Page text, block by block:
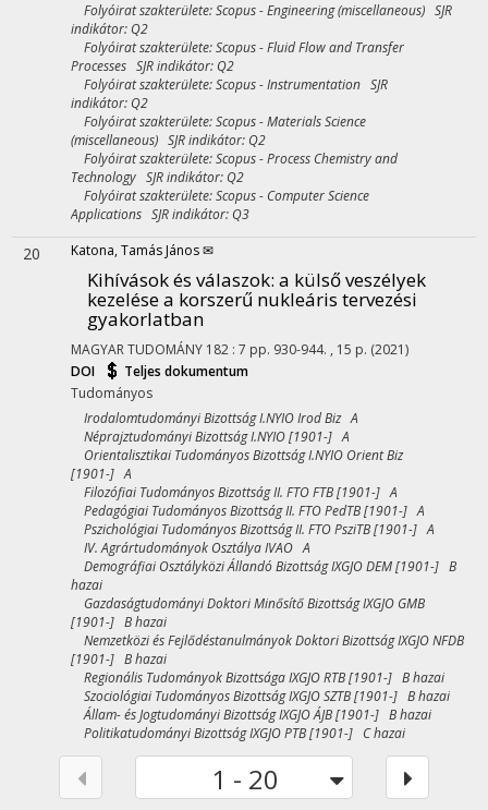
Folyóirat szakterülete: Scopus - Engineering (miscellaneous) SJR
indikátor: Q2
Folyóirat szakterülete: Scopus - Fluid Flow and Transfer
Processes SJR indikátor: Q2
Folyóirat szakterülete: Scopus - Instrumentation SJR
indikátor: Q2
Folyóirat szakterülete: Scopus - Materials Science
(miscellaneous) SJR indikátor: Q2
Folyóirat szakterülete: Scopus - Process Chemistry and
Technology SJR indikátor: Q2
Folyóirat szakterülete: Scopus - Computer Science
Applications SJR indikátor: Q3
20 Katona, Tamás János ✉
Kihívások és válaszok: a külső veszélyek
kezelése a korszerű nukleáris tervezési
gyakorlatban
MAGYAR TUDOMÁNY 182 : 7 pp. 930-944. , 15 p. (2021)
DOI
Teljes dokumentum
Tudományos
Irodalomtudományi Bizottság I.NYIO Irod Biz A
Néprajztudományi Bizottság I.NYIO [1901-] A
Orientalisztikai Tudományos Bizottság I.NYIO Orient Biz
[1901-] A
Filozófiai Tudományos Bizottság II. FTO FTB [1901-] A
Pedagógiai Tudományos Bizottság II. FTO PedTB [1901-] A
Pszichológiai Tudományos Bizottság II. FTO PsziTB [1901-] A
IV. Agrártudományok Osztálya IVAO A
Demográfiai Osztályközi Állandó Bizottság IXGJO DEM [1901-] B
hazai
Gazdaságtudományi Doktori Minősítő Bizottság IXGJO GMB
[1901-] B hazai
Nemzetközi és Fejlődéstanulmányok Doktori Bizottság IXGJO NFDB
[1901-] B hazai
Regionális Tudományok Bizottsága IXGJO RTB [1901-] B hazai
Szociológiai Tudományos Bizottság IXGJO SZTB [1901-] B hazai
Állam- és Jogtudományi Bizottság IXGJO ÁJB [1901-] B hazai
Politikatudományi Bizottság IXGJO PTB [1901-] C hazai
1 - 20